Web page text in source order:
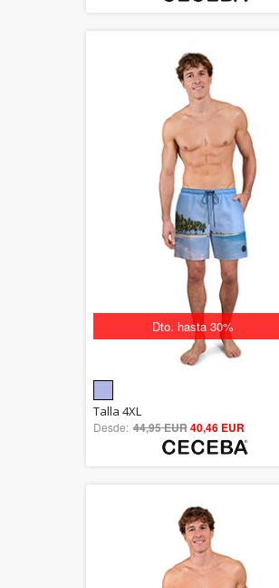
Dto. hasta 30%
out of 5
Talla 4XL
Desde: 44,95 EUR40,46 EUR